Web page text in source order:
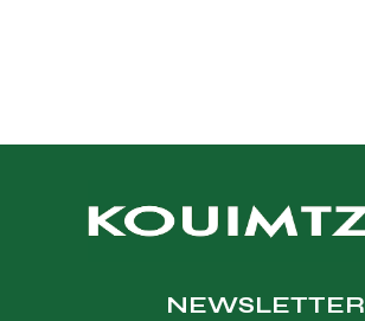
NEWSLETTER